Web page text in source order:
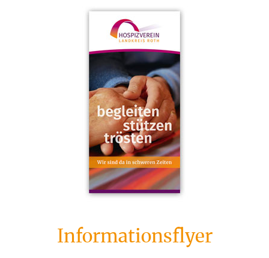
Informationsflyer